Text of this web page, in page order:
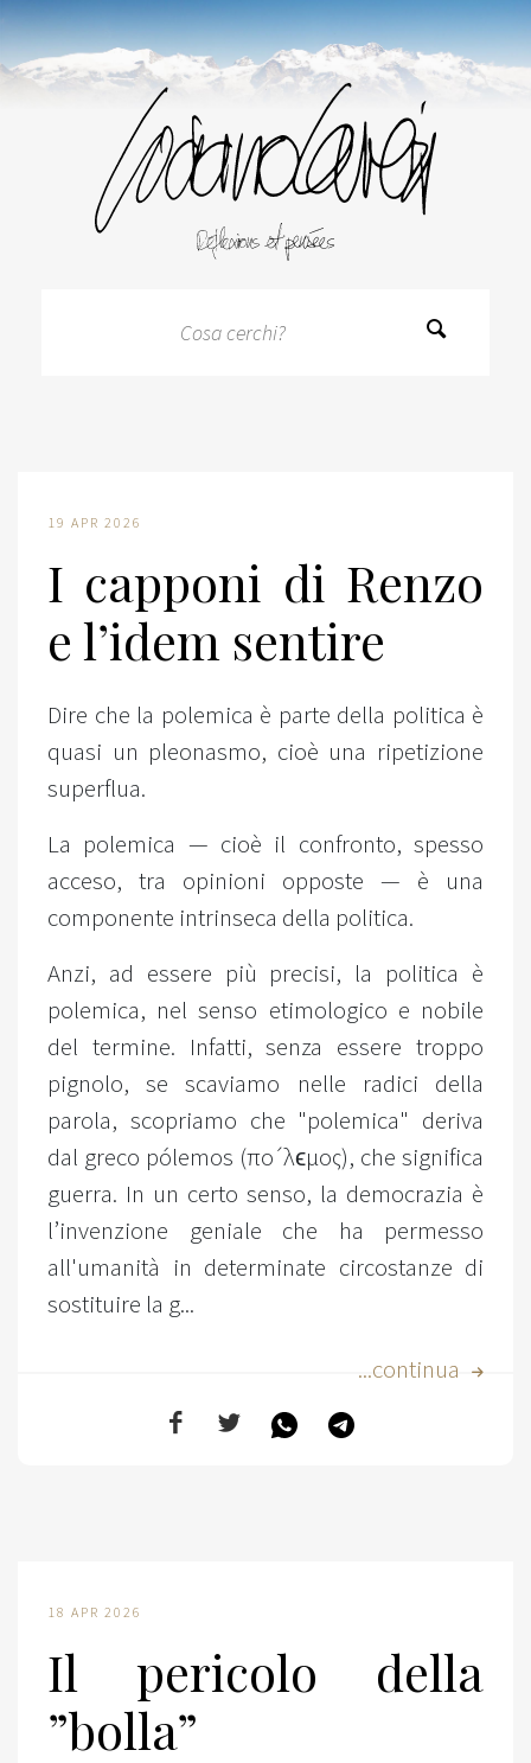
19 APR 2026
I capponi di Renzo
e l’idem sentire
Dire che la polemica è parte della politica è
quasi un pleonasmo, cioè una ripetizione
superflua.
La polemica — cioè il confronto, spesso
acceso, tra opinioni opposte — è una
componente intrinseca della politica.
Anzi, ad essere più precisi, la politica è
polemica, nel senso etimologico e nobile
del termine. Infatti, senza essere troppo
pignolo, se scaviamo nelle radici della
parola, scopriamo che "polemica" deriva
dal greco pólemos (πoˊλϵμoς), che significa
guerra. In un certo senso, la democrazia è
l’invenzione geniale che ha permesso
all'umanità in determinate circostanze di
sostituire la g...
...continua
18 APR 2026
Il pericolo della
”bolla”